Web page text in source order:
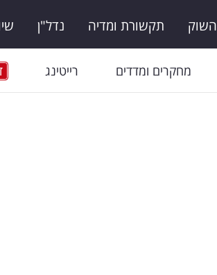
השוק תקשורת ומדיה נדל"ן
מחקרים ומדדים רייטינג